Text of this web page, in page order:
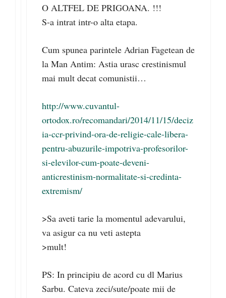
O ALTFEL DE PRIGOANA. !!!
S-a intrat intr-o alta etapa.
Cum spunea parintele Adrian Fagetean de
la Man Antim: Astia urasc crestinismul
mai mult decat comunistii…
http://www.cuvantul-
ortodox.ro/recomandari/2014/11/15/deciz
ia-ccr-privind-ora-de-religie-cale-libera-
pentru-abuzurile-impotriva-profesorilor-
si-elevilor-cum-poate-deveni-
anticrestinism-normalitate-si-credinta-
extremism/
>Sa aveti tarie la momentul adevarului,
va asigur ca nu veti astepta
>mult!
PS: In principiu de acord cu dl Marius
Sarbu. Cateva zeci/sute/poate mii de